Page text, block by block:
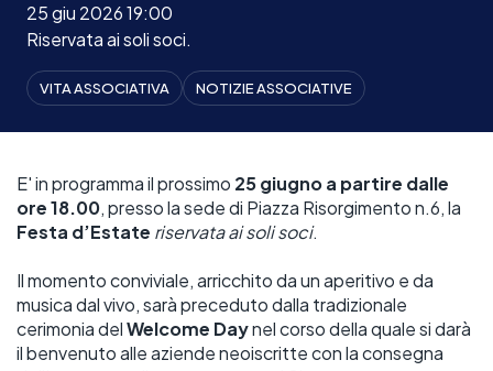
25 giu 2026 19:00
Riservata ai soli soci.
VITA ASSOCIATIVA NOTIZIE ASSOCIATIVE
E' in programma il prossimo 25 giugno a partire dalle
ore 18.00
Festa d’Estate riservata ai soli soci.
Il momento conviviale, arricchito da un aperitivo e da
musica dal vivo, sarà preceduto dalla tradizionale
cerimonia del Welcome Day nel corso della quale si darà
il benvenuto alle aziende neoiscritte con la consegna